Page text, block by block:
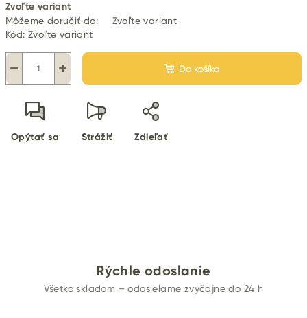
cena:
Zvoľte variant
Môžeme doručiť do:
Zvoľte variant
Kód: Zvoľte variant
+
− Do košíka
Opýtať sa Strážiť Zdieľať
Rýchle odoslanie
Všetko skladom – odosielame zvyčajne do 24 h